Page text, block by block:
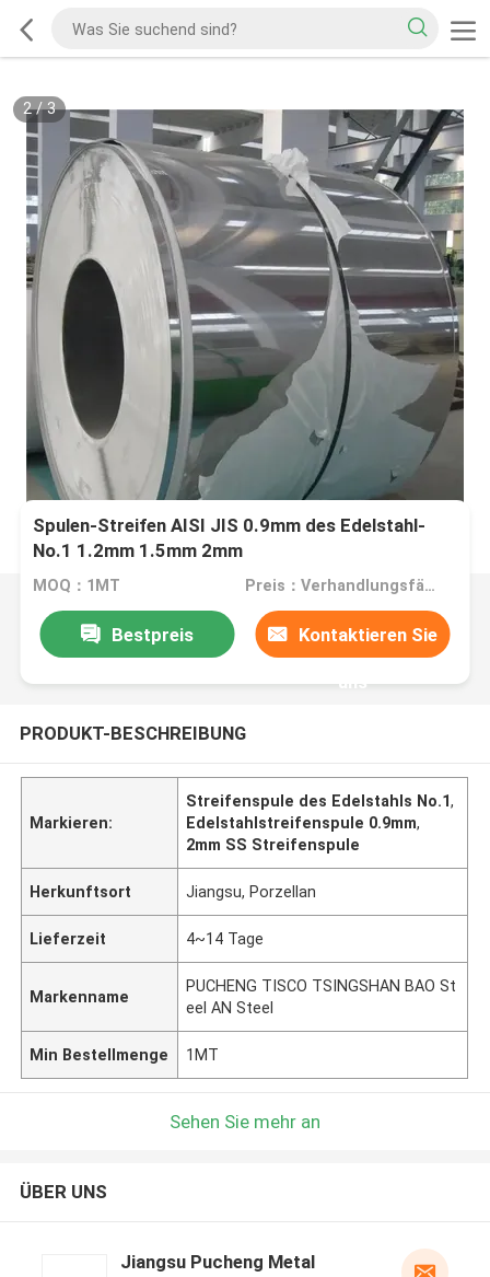
2/3
Spulen-Streifen AISI JIS 0.9mm des Edelstahl-
No.1 1.2mm 1.5mm 2mm
MOQ：1MT Preis：Verhandlungsfähig
Bestpreis Kontaktieren Sie
uns
PRODUKT-BESCHREIBUNG
Markieren:
Streifenspule des Edelstahls No.1,
Edelstahlstreifenspule 0.9mm,
2mm SS Streifenspule
Herkunftsort Jiangsu, Porzellan
Lieferzeit 4~14 Tage
Markenname
PUCHENG TISCO TSINGSHAN BAO St
eel AN Steel
Min Bestellmenge 1MT
Sehen Sie mehr an
ÜBER UNS
Jiangsu Pucheng Metal